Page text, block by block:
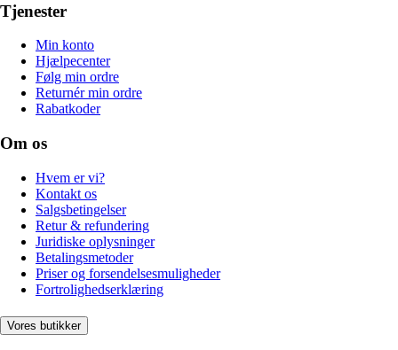
Tjenester
Min konto
Hjælpecenter
Følg min ordre
Returnér min ordre
Rabatkoder
Om os
Hvem er vi?
Kontakt os
Salgsbetingelser
Retur & refundering
Juridiske oplysninger
Betalingsmetoder
Priser og forsendelsesmuligheder
Fortrolighedserklæring
Vores butikker